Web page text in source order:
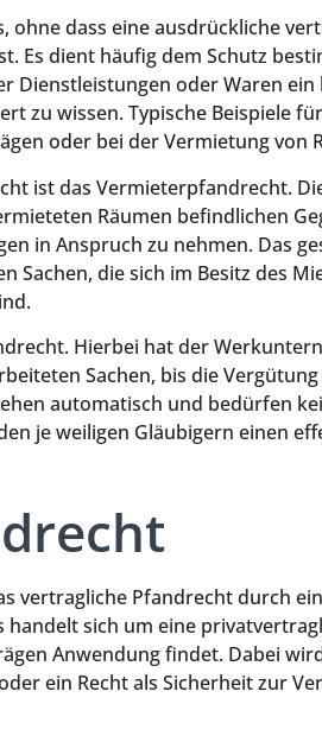
ohne dass eine ausdrückliche
Es dient häufig dem Schutz
Dienstleistungen oder Waren ein
zu wissen. Typische Beispiele
oder bei der Vermietung von
ist das Vermieterpfandrecht.
Räumen befindlichen
in Anspruch zu nehmen. Das
Sachen, die sich im Besitz des
Hierbei hat der
Sachen, bis die
automatisch und bedürfen
je weiligen Gläubigern einen
vertragliche Pfandrecht durch
handelt sich um eine
Anwendung findet. Dabei
ein Recht als Sicherheit zur